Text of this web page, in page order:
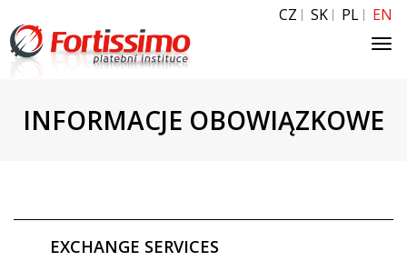
CZ SK PL EN
INFORMACJE OBOWIĄZKOWE
EXCHANGE SERVICES